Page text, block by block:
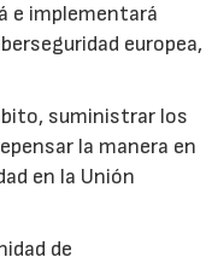
e implementará
europea,
suministrar los
la manera en
en la Unión
de